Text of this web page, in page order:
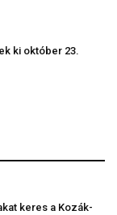
ki október 23.
keres a Kozák-